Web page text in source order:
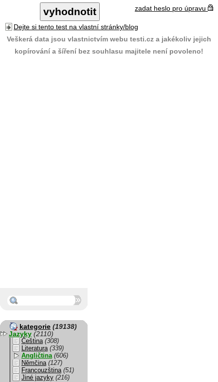
zadat heslo pro úpravu
Dejte si tento test na vlastní stránky/blog
Veškerá data jsou vlastnictvím webu testi.cz a jakékoliv jejich
kopírování a šíření bez souhlasu majitele není povoleno!
kategorie (19138)
Jazyky (2110)
Čeština (308)
Literatura (339)
Angličtina (606)
Němčina (127)
Francouzština (51)
Jiné jazyky (216)